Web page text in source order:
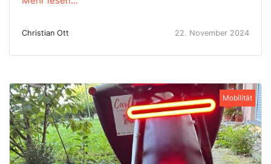
Christian Ott 22. November 2024
Mobilität